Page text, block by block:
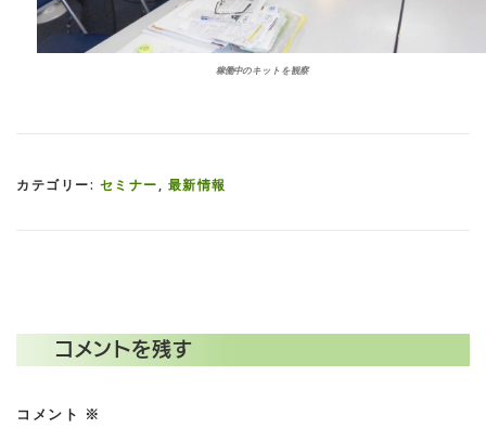
稼働中のキットを観察
カテゴリー: セミナー, 最新情報
コメントを残す
コメント ※